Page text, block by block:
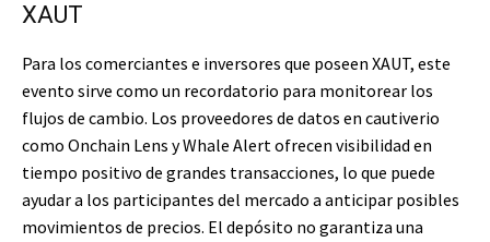
XAUT
Para los comerciantes e inversores que poseen XAUT, este
evento sirve como un recordatorio para monitorear los
flujos de cambio. Los proveedores de datos en cautiverio
como Onchain Lens y Whale Alert ofrecen visibilidad en
tiempo positivo de grandes transacciones, lo que puede
ayudar a los participantes del mercado a anticipar posibles
movimientos de precios. El depósito no garantiza una